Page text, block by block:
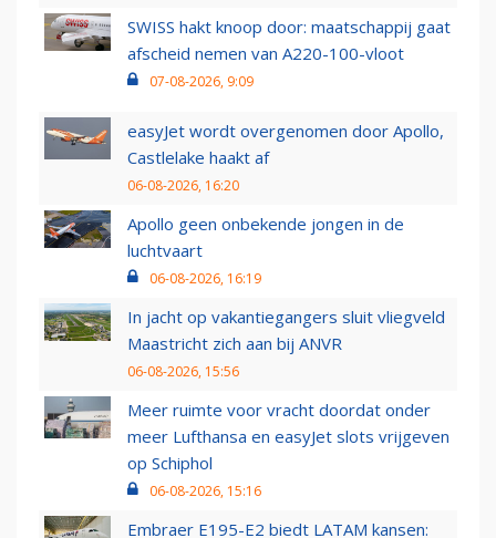
SWISS hakt knoop door: maatschappij gaat
afscheid nemen van A220-100-vloot
07-08-2026, 9:09
easyJet wordt overgenomen door Apollo,
Castlelake haakt af
06-08-2026, 16:20
Apollo geen onbekende jongen in de
luchtvaart
06-08-2026, 16:19
In jacht op vakantiegangers sluit vliegveld
Maastricht zich aan bij ANVR
06-08-2026, 15:56
Meer ruimte voor vracht doordat onder
meer Lufthansa en easyJet slots vrijgeven
op Schiphol
06-08-2026, 15:16
Embraer E195-E2 biedt LATAM kansen: